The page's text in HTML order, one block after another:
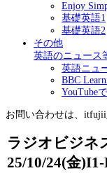
Enjoy
基礎英語1
基礎英語2
その他
英語のニュース
英語ニュ
BBC
YouTube
お問い合わせは、
ラジオビジネ
25/10/24(金